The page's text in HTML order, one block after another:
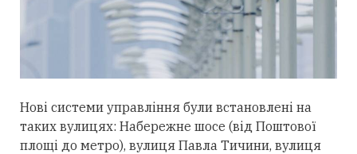
Нові системи управління були встановлені на
таких вулицях: Набережне шосе (від Поштової
площі до метро), вулиця Павла Тичини, вулиця